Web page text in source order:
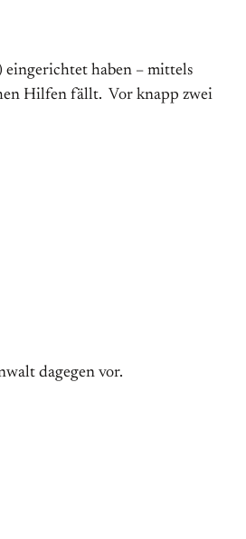
haben – mittels
Hilfen fällt. Vor knapp zwei
dagegen vor.